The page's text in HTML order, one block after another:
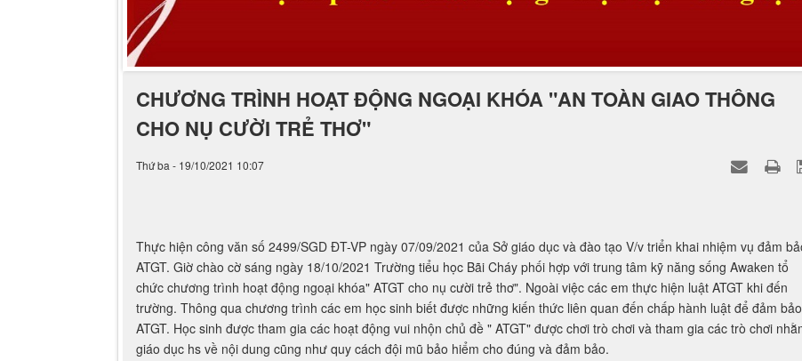
CHƯƠNG TRÌNH HOẠT ĐỘNG NGOẠI KHÓA "AN TOÀN GIAO THÔNG
CHO NỤ CƯỜI TRẺ THƠ"
Thứ ba - 19/10/2021 10:07
ATGT. Giờ chào cờ sáng ngày 18/10/2021 Trường tiểu học Bãi Cháy phối hợp với trung tâm kỹ năng sống Awaken tổ
chức chương trình hoạt động ngoại khóa" ATGT cho nụ cười trẻ thơ". Ngoài việc các em thực hiện luật ATGT khi đến
trường. Thông qua chương trình các em học sinh biết được những kiến thức liên quan đến chấp hành luật để đảm bảo
ATGT. Học sinh được tham gia các hoạt động vui nhộn chủ đề " ATGT" được chơi trò chơi và tham gia các trò chơi nhằm
giáo dục hs về nội dung cũng như quy cách đội mũ bảo hiểm cho đúng và đảm bảo.